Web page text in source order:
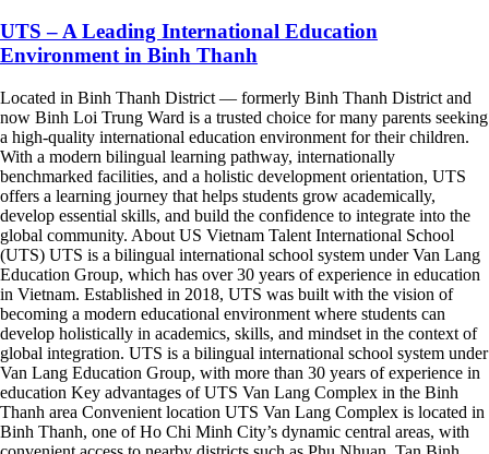
UTS – A Leading International Education
Environment in Binh Thanh
Located in Binh Thanh District — formerly Binh Thanh District and
now Binh Loi Trung Ward is a trusted choice for many parents seeking
a high-quality international education environment for their children.
With a modern bilingual learning pathway, internationally
benchmarked facilities, and a holistic development orientation, UTS
offers a learning journey that helps students grow academically,
develop essential skills, and build the confidence to integrate into the
global community. About US Vietnam Talent International School
(UTS) UTS is a bilingual international school system under Van Lang
Education Group, which has over 30 years of experience in education
in Vietnam. Established in 2018, UTS was built with the vision of
becoming a modern educational environment where students can
develop holistically in academics, skills, and mindset in the context of
global integration. UTS is a bilingual international school system under
Van Lang Education Group, with more than 30 years of experience in
education Key advantages of UTS Van Lang Complex in the Binh
Thanh area Convenient location UTS Van Lang Complex is located in
Binh Thanh, one of Ho Chi Minh City’s dynamic central areas, with